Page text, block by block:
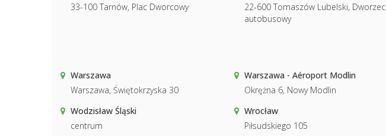
33-100 Tarnów, Plac Dworcowy
22-600 Tomaszów Lubelski, Dworzec
autobusowy
Warszawa
Warszawa, Świętokrzyska 30
Warszawa - Aéroport Modlin
Okrężna 6, Nowy Modlin
Wodzisław Śląski
centrum
Wrocław
Piłsudskiego 105